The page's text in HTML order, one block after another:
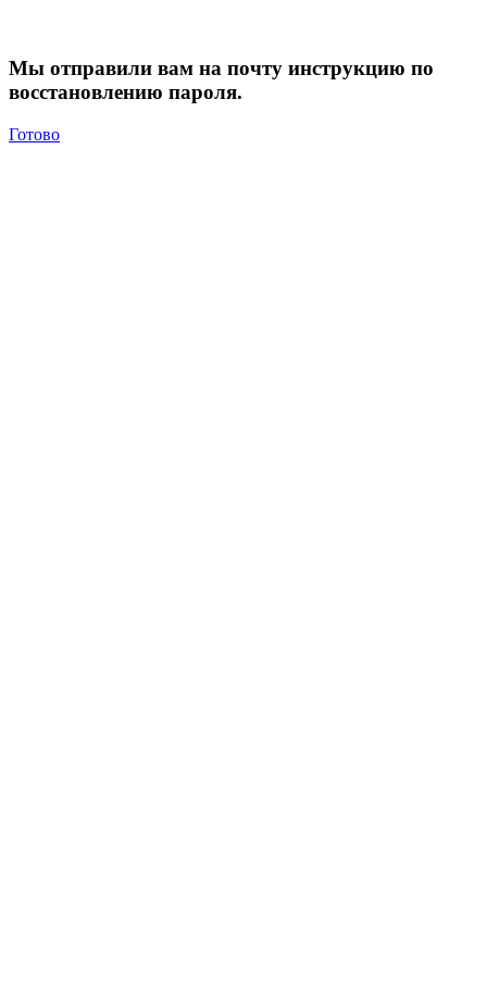
Мы отправили вам на почту инструкцию по
восстановлению пароля.
Готово